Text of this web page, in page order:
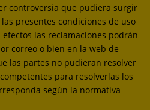
controversia que pudiera surgir
presentes condiciones de uso
las reclamaciones podrán
correo o bien en la web de
las partes no pudieran resolver
para resolverlas los
según la normativa